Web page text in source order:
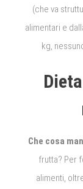
(che va
alimentari e
kg,
Che cosa
frutta? Per
alimenti,